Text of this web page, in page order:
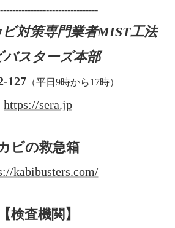
対策専門業者MIST工法
バスターズ本部
127 （平日9時から17時）
https://sera.jp
ビの救急箱
kabibusters.com/
【検査機関】